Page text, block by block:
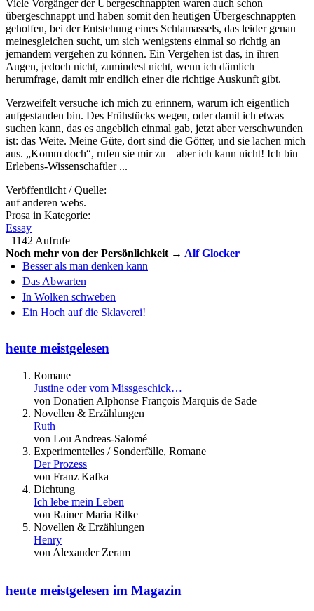
Viele Vorgänger der Übergeschnappten waren auch schon
übergeschnappt und haben somit den heutigen Übergeschnappten
geholfen, bei der Entstehung eines Schlamassels, das leider genau
meinesgleichen sucht, um sich wenigstens einmal so richtig an
jemandem vergehen zu können. Ein Vergehen ist das, in ihren
Augen, jedoch nicht, zumindest nicht, wenn ich dämlich
herumfrage, damit mir endlich einer die richtige Auskunft gibt.
Verzweifelt versuche ich mich zu erinnern, warum ich eigentlich
aufgestanden bin. Des Frühstücks wegen, oder damit ich etwas
suchen kann, das es angeblich einmal gab, jetzt aber verschwunden
ist: das Weite. Meine Güte, dort sind die Götter, und sie lachen mich
aus. „Komm doch“, rufen sie mir zu – aber ich kann nicht! Ich bin
Erlebens-Wissenschaftler ...
Veröffentlicht / Quelle:
auf anderen webs.
Prosa in Kategorie:
Essay
1142 Aufrufe
Noch mehr von der Persönlichkeit → Alf Glocker
Besser als man denken kann
Das Abwarten
In Wolken schweben
Ein Hoch auf die Sklaverei!
heute meistgelesen
Romane
Justine oder vom Missgeschick…
von Donatien Alphonse François Marquis de Sade
Novellen & Erzählungen
Ruth
von Lou Andreas-Salomé
Experimentelles / Sonderfälle, Romane
Der Prozess
von Franz Kafka
Dichtung
Ich lebe mein Leben
von Rainer Maria Rilke
Novellen & Erzählungen
Henry
von Alexander Zeram
heute meistgelesen im Magazin